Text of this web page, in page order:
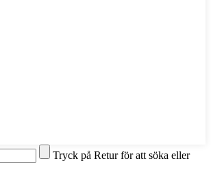
Tryck på Retur för att söka eller